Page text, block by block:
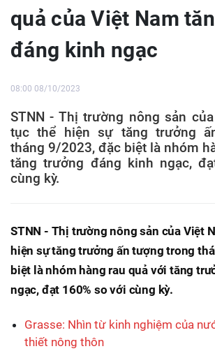
quả của Việt Nam
đáng kinh ngạc
08:00 08/10/2023
STNN - Thị trường nông sản
tục thể hiện sự tăng trưởng
tháng 9/2023, đặc biệt là nhóm
tăng trưởng đáng kinh ngạc,
cùng kỳ.
STNN - Thị trường nông sản của Việt
hiện sự tăng trưởng ấn tượng trong
biệt là nhóm hàng rau quả với tăng
ngạc, đạt 160% so với cùng kỳ.
Grasse: Nhìn từ kinh nghiệm của
thiết nông thôn